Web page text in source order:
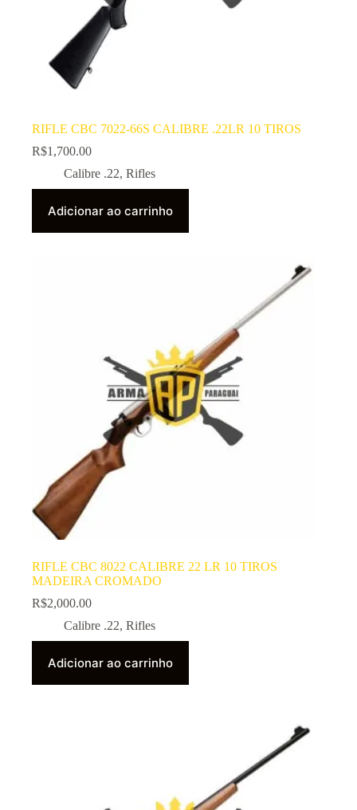
RIFLE CBC 7022-66S CALIBRE .22LR 10 TIROS
R$1,700.00
Calibre .22, Rifles
Adicionar ao carrinho
RIFLE CBC 8022 CALIBRE 22 LR 10 TIROS
MADEIRA CROMADO
R$2,000.00
Calibre .22, Rifles
Adicionar ao carrinho